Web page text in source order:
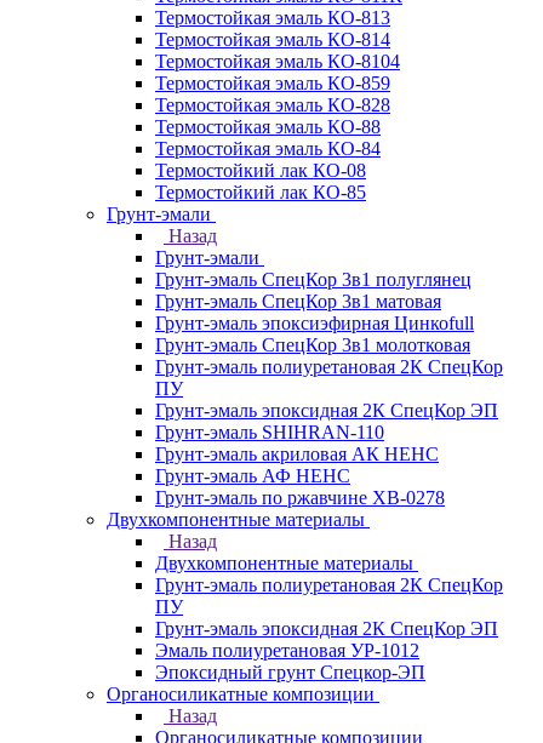
Термостойкая эмаль КО-813
Термостойкая эмаль КО-814
Термостойкая эмаль КО-8104
Термостойкая эмаль КО-859
Термостойкая эмаль КО-828
Термостойкая эмаль КО-88
Термостойкая эмаль КО-84
Термостойкий лак КО-08
Термостойкий лак КО-85
Грунт-эмали
Назад
Грунт-эмали
Грунт-эмаль СпецКор 3в1 полуглянец
Грунт-эмаль СпецКор 3в1 матовая
Грунт-эмаль эпоксиэфирная Цинкоfull
Грунт-эмаль СпецКор 3в1 молотковая
Грунт-эмаль полиуретановая 2К СпецКор
ПУ
Грунт-эмаль эпоксидная 2К СпецКор ЭП
Грунт-эмаль SHIHRAN-110
Грунт-эмаль акриловая АК НЕНС
Грунт-эмаль АФ НЕНС
Грунт-эмаль по ржавчине ХВ-0278
Двухкомпонентные материалы
Назад
Двухкомпонентные материалы
Грунт-эмаль полиуретановая 2К СпецКор
ПУ
Грунт-эмаль эпоксидная 2К СпецКор ЭП
Эмаль полиуретановая УР-1012
Эпоксидный грунт Спецкор-ЭП
Органосиликатные композиции
Назад
Органосиликатные композиции